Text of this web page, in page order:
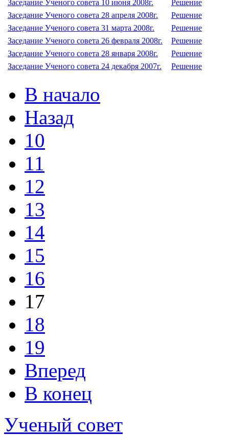
Заседание Ученого совета 10 июня 2008г.
Решение
Заседание Ученого совета 28 апреля 2008г.
Решение
Заседание Ученого совета 31 марта 2008г.
Решение
Заседание Ученого совета 26 февраля 2008г.
Решение
Заседание Ученого совета 28 января 2008г.
Решение
Заседание Ученого совета 24 декабря 2007г.
Решение
В начало
Назад
10
11
12
13
14
15
16
17
18
19
Вперед
В конец
Ученый совет